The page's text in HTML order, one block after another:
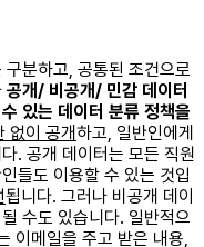
분하고, 공통된 조건으로
공개/ 비공개/ 민감 데이터
있는 데이터 분류 정책을
없이 공개하고, 일반인에게
. 공개 데이터는 모든 직원
들도 이용할 수 있는 것입
됩니다. 그러나 비공개 데이
수도 있습니다. 일반적으
이메일을 주고 받은 내용,